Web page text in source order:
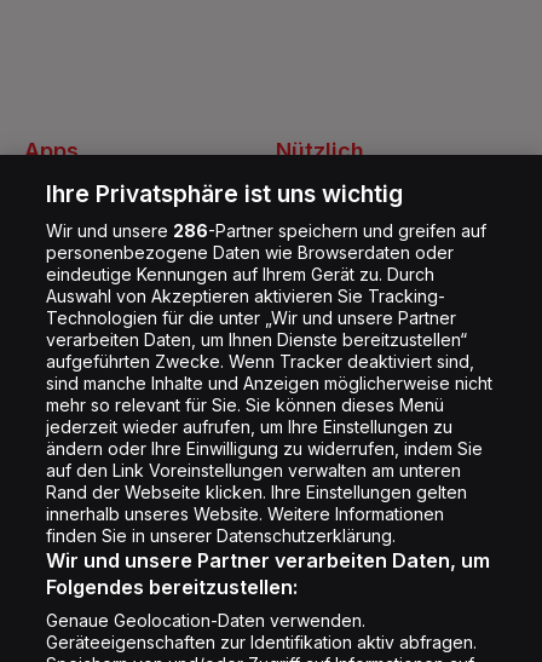
Folge uns
Nützlich
Kontakt
Jobs
Shop
Impressum
Rechtliches
Datenschutz
Cookie Liste
Cookie Einstellung
Apps
Energy Radio App
Ihre Privatsphäre ist uns wichtig
Wir und unsere 286-Partner speichern und greifen auf
personenbezogene Daten wie Browserdaten oder
eindeutige Kennungen auf Ihrem Gerät zu. Durch
Auswahl von Akzeptieren aktivieren Sie Tracking-
Technologien für die unter „Wir und unsere Partner
verarbeiten Daten, um Ihnen Dienste bereitzustellen“
aufgeführten Zwecke. Wenn Tracker deaktiviert sind,
sind manche Inhalte und Anzeigen möglicherweise nicht
mehr so relevant für Sie. Sie können dieses Menü
jederzeit wieder aufrufen, um Ihre Einstellungen zu
ändern oder Ihre Einwilligung zu widerrufen, indem Sie
auf den Link Voreinstellungen verwalten am unteren
Rand der Webseite klicken. Ihre Einstellungen gelten
innerhalb unseres Website. Weitere Informationen
finden Sie in unserer Datenschutzerklärung.
Wir und unsere Partner verarbeiten Daten, um
Folgendes bereitzustellen:
Genaue Geolocation-Daten verwenden.
Geräteeigenschaften zur Identifikation aktiv abfragen.